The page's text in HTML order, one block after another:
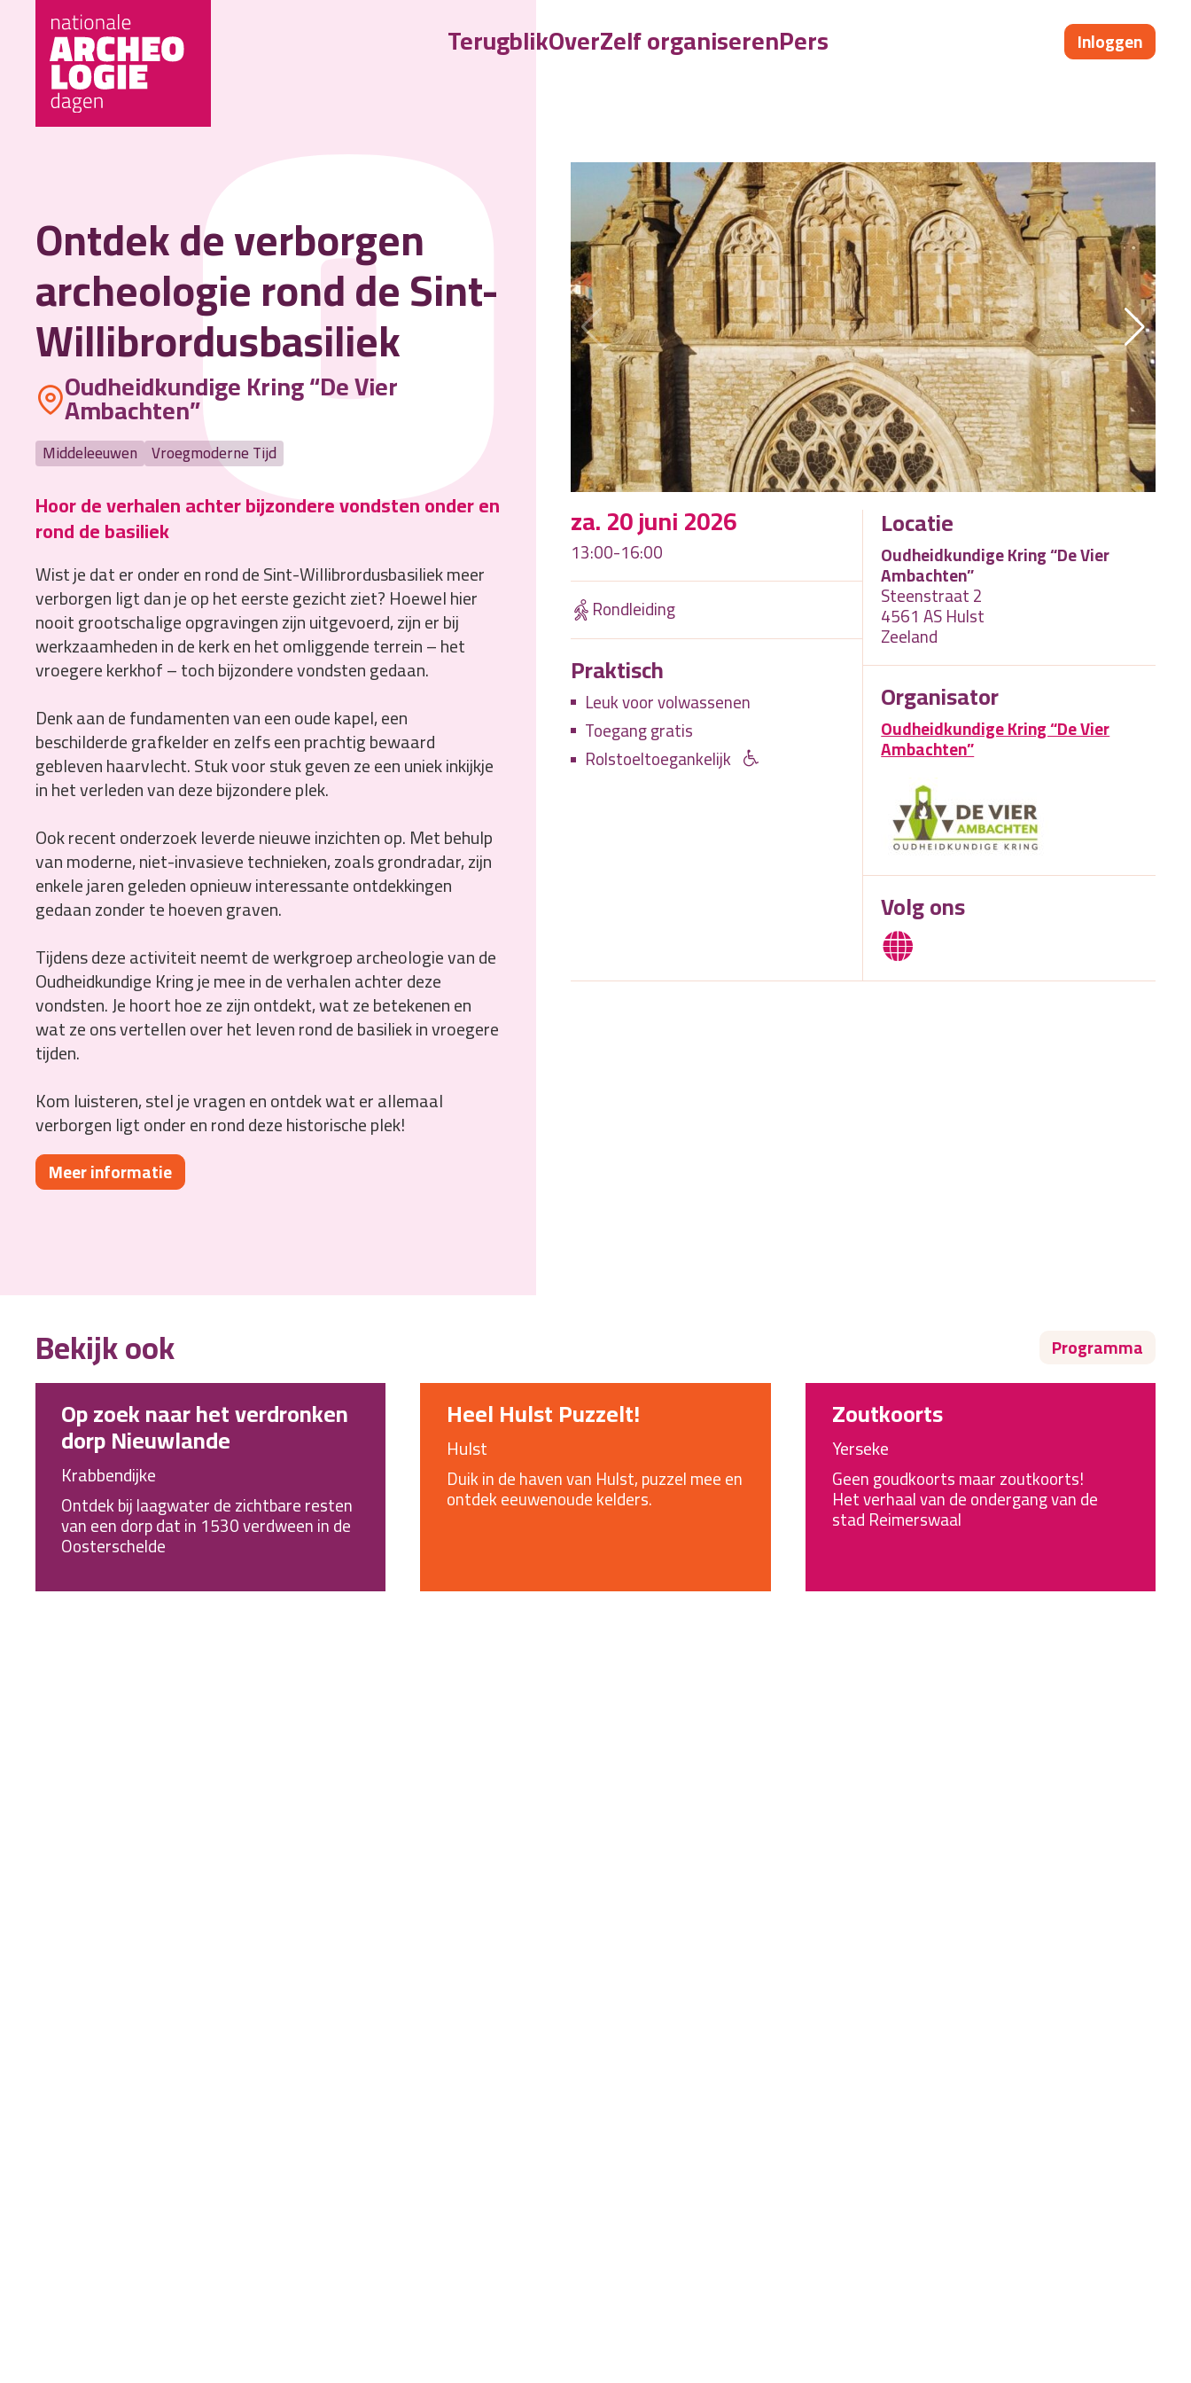
TerugblikOverZelf organiserenPers Inloggen
O
Ontdek de verborgen
archeologie rond de Sint-
Willibrordusbasiliek
Oudheidkundige Kring “De Vier
Ambachten”
Middeleeuwen Vroegmoderne Tijd
Hoor de verhalen achter bijzondere vondsten onder en
rond de basiliek
Wist je dat er onder en rond de Sint-Willibrordusbasiliek meer
verborgen ligt dan je op het eerste gezicht ziet? Hoewel hier
nooit grootschalige opgravingen zijn uitgevoerd, zijn er bij
werkzaamheden in de kerk en het omliggende terrein – het
vroegere kerkhof – toch bijzondere vondsten gedaan.
Denk aan de fundamenten van een oude kapel, een
beschilderde grafkelder en zelfs een prachtig bewaard
gebleven haarvlecht. Stuk voor stuk geven ze een uniek inkijkje
in het verleden van deze bijzondere plek.
Ook recent onderzoek leverde nieuwe inzichten op. Met behulp
van moderne, niet-invasieve technieken, zoals grondradar, zijn
enkele jaren geleden opnieuw interessante ontdekkingen
gedaan zonder te hoeven graven.
Tijdens deze activiteit neemt de werkgroep archeologie van de
Oudheidkundige Kring je mee in de verhalen achter deze
vondsten. Je hoort hoe ze zijn ontdekt, wat ze betekenen en
wat ze ons vertellen over het leven rond de basiliek in vroegere
tijden.
Kom luisteren, stel je vragen en ontdek wat er allemaal
verborgen ligt onder en rond deze historische plek!
Meer informatie
za. 20 juni 2026
13:00-16:00
Rondleiding
Praktisch
Leuk voor volwassenen
Toegang gratis
Rolstoeltoegankelijk
Locatie
Oudheidkundige Kring “De Vier
Ambachten”
Steenstraat 2
4561 AS Hulst
Zeeland
Organisator
Oudheidkundige Kring “De Vier
Ambachten”
Volg ons
Bekijk ook Programma
Op zoek naar het verdronken
dorp Nieuwlande
Krabbendijke
Ontdek bij laagwater de zichtbare resten
van een dorp dat in 1530 verdween in de
Oosterschelde
Heel Hulst Puzzelt!
Hulst
Duik in de haven van Hulst, puzzel mee en
ontdek eeuwenoude kelders.
Zoutkoorts
Yerseke
Geen goudkoorts maar zoutkoorts!
Het verhaal van de ondergang van de
stad Reimerswaal